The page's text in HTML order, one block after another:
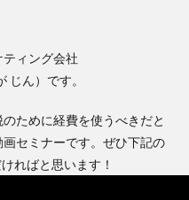
ィング会社
じん）です。
ために経費を使うべきだと
セミナーです。ぜひ下記の
ればと思います！